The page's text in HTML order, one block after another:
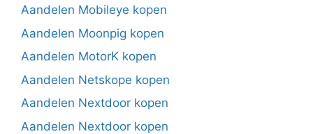
Aandelen Mobileye kopen
Aandelen Moonpig kopen
Aandelen MotorK kopen
Aandelen Netskope kopen
Aandelen Nextdoor kopen
Aandelen Nextdoor kopen